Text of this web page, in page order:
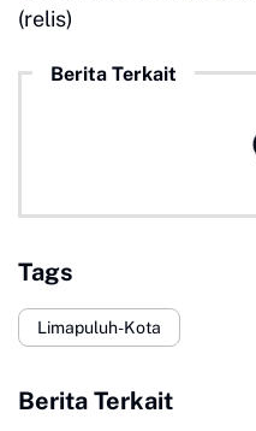
(relis)
Berita Terkait
Tags
Limapuluh-Kota
Berita Terkait